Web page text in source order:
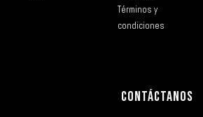
Términos y
condiciones
CONTÁCTANOS